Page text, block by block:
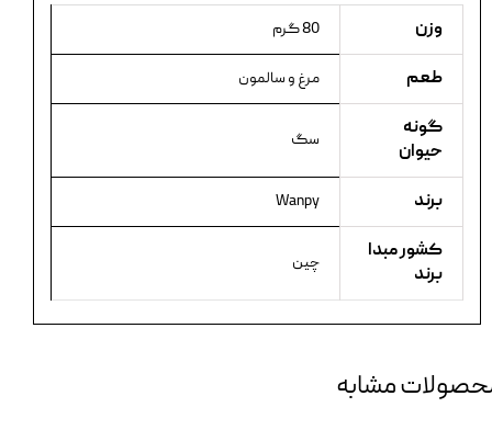
وزن 80 گرم
طعم مرغ و سالمون
گونه
حیوان
سگ
برند Wanpy
کشور مبدا
برند
چین
مشابه